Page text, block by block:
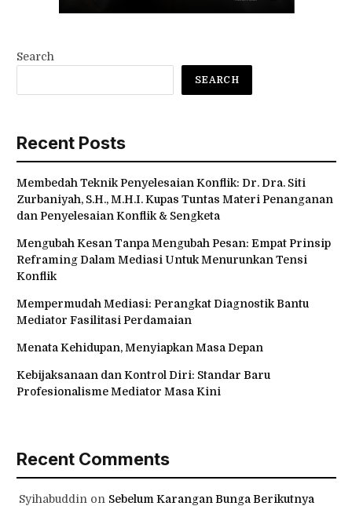
Search
SEARCH
Recent Posts
Membedah Teknik Penyelesaian Konflik: Dr. Dra. Siti
Zurbaniyah, S.H., M.H.I. Kupas Tuntas Materi Penanganan
dan Penyelesaian Konflik & Sengketa
Mengubah Kesan Tanpa Mengubah Pesan: Empat Prinsip
Reframing Dalam Mediasi Untuk Menurunkan Tensi
Konflik
Mempermudah Mediasi: Perangkat Diagnostik Bantu
Mediator Fasilitasi Perdamaian
Menata Kehidupan, Menyiapkan Masa Depan
Kebijaksanaan dan Kontrol Diri: Standar Baru
Profesionalisme Mediator Masa Kini
Recent Comments
Syihabuddin on Sebelum Karangan Bunga Berikutnya